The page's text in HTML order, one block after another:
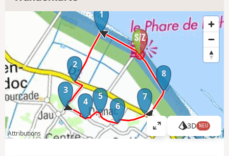
1
2
3
4
5
6
7
8
Attributions
K
a
3D NEU